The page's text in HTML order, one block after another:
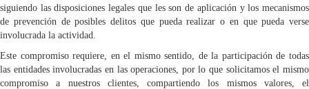
siguiendo las disposiciones legales que les son de aplicación y los mecanismos
de prevención de posibles delitos que pueda realizar o en que pueda verse
involucrada la actividad.
Este compromiso requiere, en el mismo sentido, de la participación de todas
las entidades involucradas en las operaciones, por lo que solicitamos el mismo
compromiso a nuestros clientes, compartiendo los mismos valores, el